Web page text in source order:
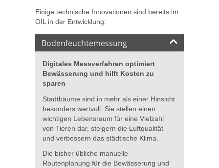
Einige technische Innovationen sind bereits im
OIL in der Entwicklung:
Bodenfeuchtemessung
Digitales Messverfahren optimiert
Bewässerung und hilft Kosten zu
sparen
Stadtbäume sind in mehr als einer Hinsicht
besonders wertvoll: Sie stellen einen
wichtigen Lebensraum für eine Vielzahl
von Tieren dar, steigern die Luftqualität
und verbessern das städtische Klima.
Die bisher übliche manuelle
Routenplanung für die Bewässerung und